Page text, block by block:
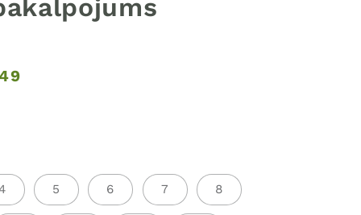
5 6 7 8